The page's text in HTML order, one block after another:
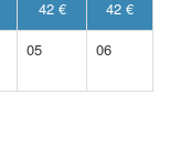
42 €
42 €
05 06